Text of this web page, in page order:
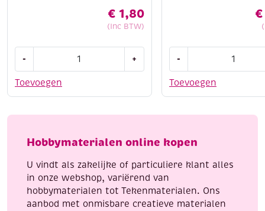
€ 1,80
(Inc BTW)
Toevoegen
-
8/4,
50
oranje
+
€
Toevoegen
-
je
Hobbymaterialen online kopen
U vindt als zakelijke of particuliere klant alles
in onze webshop, variërend van
hobbymaterialen tot Tekenmaterialen. Ons
aanbod met onmisbare creatieve materialen